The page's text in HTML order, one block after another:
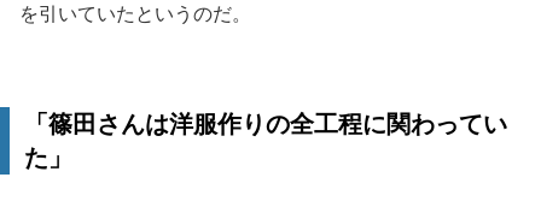
を引いていたというのだ。
「篠田さんは洋服作りの全工程に関わってい
た」